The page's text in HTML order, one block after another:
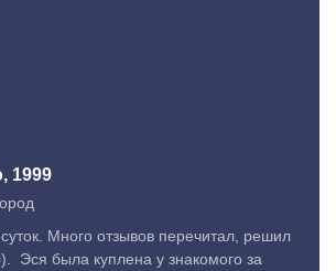
1999
Много отзывов перечитал, решил
Эся была куплена у знакомого за